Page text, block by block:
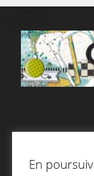
En